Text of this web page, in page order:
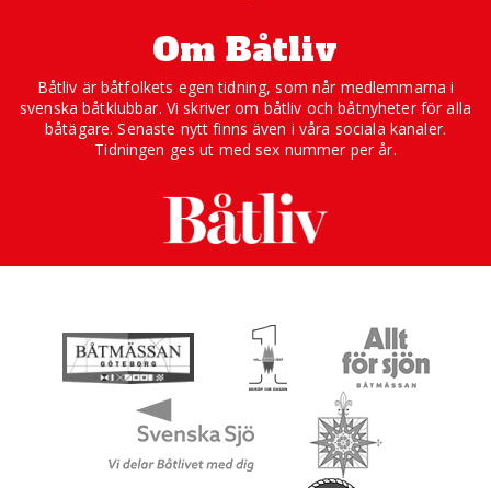
Om Båtliv
Båtliv är båtfolkets egen tidning, som når medlemmarna i
svenska båtklubbar. Vi skriver om båtliv och båtnyheter för alla
båtägare. Senaste nytt finns även i våra sociala kanaler.
Tidningen ges ut med sex nummer per år.